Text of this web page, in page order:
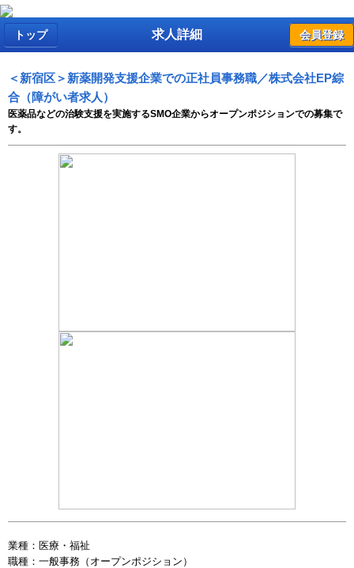
求人詳細
トップ 会員登録
＜新宿区＞新薬開発支援企業での正社員事務職／株式会社EP綜
合（障がい者求人）
医薬品などの治験支援を実施するSMO企業からオープンポジションでの募集で
す。
業種：医療・福祉
職種：一般事務（オープンポジション）